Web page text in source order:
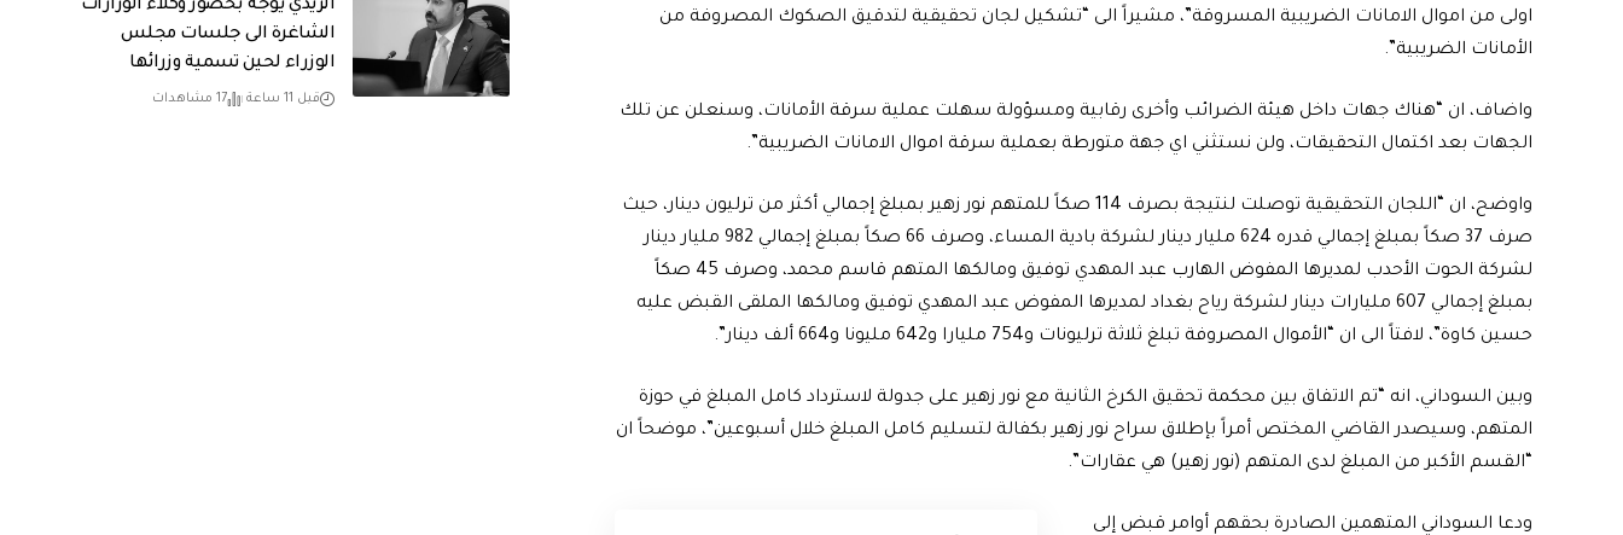
اولى من اموال الامانات الضريبية المسروقة”، مشيراً الى “تشكيل لجان تحقيقية لتدقيق الصكوك المصروفة من
الأمانات الضريبية”.
واضاف، ان “هناك جهات داخل هيئة الضرائب وأخرى رقابية ومسؤولة سهلت عملية سرقة الأمانات، وسنعلن عن تلك
الجهات بعد اكتمال التحقيقات، ولن نستثني اي جهة متورطة بعملية سرقة اموال الامانات الضريبية”.
واوضح، ان “اللجان التحقيقية توصلت لنتيجة بصرف 114 صكاً للمتهم نور زهير بمبلغ إجمالي أكثر من ترليون دينار، حيث
صرف 37 صكاً بمبلغ إجمالي قدره 624 مليار دينار لشركة بادية المساء، وصرف 66 صكاً بمبلغ إجمالي 982 مليار دينار
لشركة الحوت الأحدب لمديرها المفوض الهارب عبد المهدي توفيق ومالكها المتهم قاسم محمد، وصرف 45 صكاً
بمبلغ إجمالي 607 مليارات دينار لشركة رياح بغداد لمديرها المفوض عبد المهدي توفيق ومالكها الملقى القبض عليه
حسين كاوة”، لافتاً الى ان “الأموال المصروفة تبلغ ثلاثة ترليونات و754 مليارا و642 مليونا و664 ألف دينار”.
وبين السوداني، انه “تم الاتفاق بين محكمة تحقيق الكرخ الثانية مع نور زهير على جدولة لاسترداد كامل المبلغ في حوزة
المتهم، وسيصدر القاضي المختص أمراً بإطلاق سراح نور زهير بكفالة لتسليم كامل المبلغ خلال أسبوعين”، موضحاً ان
“القسم الأكبر من المبلغ لدى المتهم (نور زهير) هي عقارات”.
ودعا السوداني المتهمين الصادرة بحقهم أوامر قبض إلى
الزيدي يوجه بحضور وكلاء الوزارات
الشاغرة الى جلسات مجلس
الوزراء لحين تسمية وزرائها
قبل 11 ساعة 17 مشاهدات